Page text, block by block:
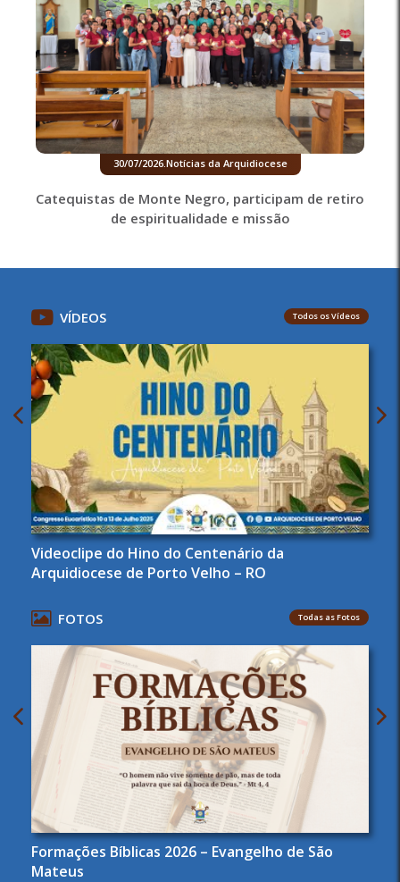
30/07/2026.Notícias da Arquidiocese
Catequistas de Monte Negro, participam de retiro
de espiritualidade e missão
VÍDEOS Todos os Vídeos
Videoclipe do Hino do Centenário da
Arquidiocese de Porto Velho – RO
FOTOS Todas as Fotos
Formações Bíblicas 2026 – Evangelho de São
Mateus